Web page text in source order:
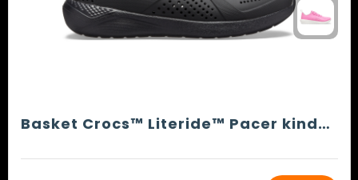
Basket Crocs™ Literide™ Pacer kinderen